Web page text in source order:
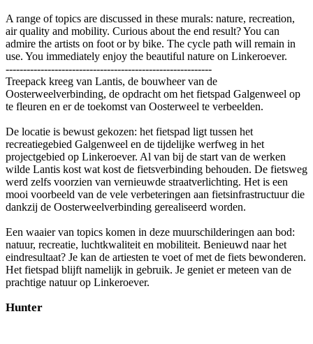
A range of topics are discussed in these murals: nature, recreation,
air quality and mobility. Curious about the end result? You can
admire the artists on foot or by bike. The cycle path will remain in
use. You immediately enjoy the beautiful nature on Linkeroever.
-----------------------------------------------------------
Treepack kreeg van Lantis, de bouwheer van de
Oosterweelverbinding, de opdracht om het fietspad Galgenweel op
te fleuren en er de toekomst van Oosterweel te verbeelden.
De locatie is bewust gekozen: het fietspad ligt tussen het
recreatiegebied Galgenweel en de tijdelijke werfweg in het
projectgebied op Linkeroever. Al van bij de start van de werken
wilde Lantis kost wat kost de fietsverbinding behouden. De fietsweg
werd zelfs voorzien van vernieuwde straatverlichting. Het is een
mooi voorbeeld van de vele verbeteringen aan fietsinfrastructuur die
dankzij de Oosterweelverbinding gerealiseerd worden.
Een waaier van topics komen in deze muurschilderingen aan bod:
natuur, recreatie, luchtkwaliteit en mobiliteit. Benieuwd naar het
eindresultaat? Je kan de artiesten te voet of met de fiets bewonderen.
Het fietspad blijft namelijk in gebruik. Je geniet er meteen van de
prachtige natuur op Linkeroever.
Hunter